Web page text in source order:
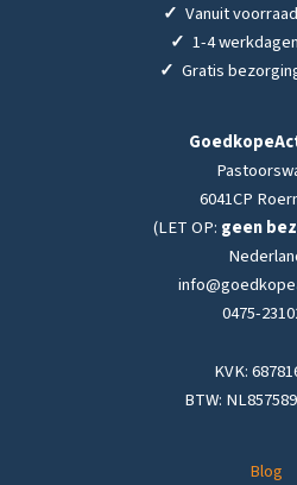
✓ Vanuit
✓ 1-4
✓ Gratis
6041CP
(LET OP: geen
0475-
KVK:
BTW:
Blog